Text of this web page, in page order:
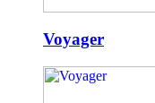
Voyager